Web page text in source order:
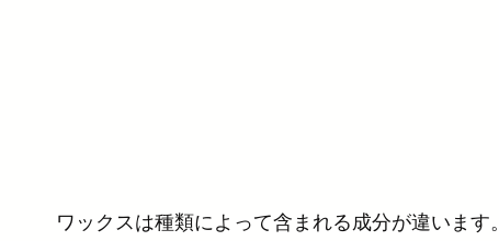
スタイリング剤 OLAPLEX UVケア コスメ
ワックスは種類によって含まれる成分が違いま